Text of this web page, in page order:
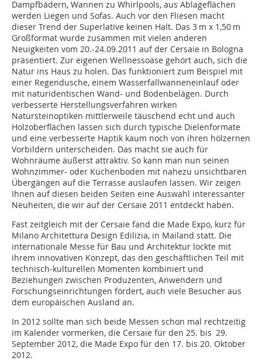
Dampfbädern, Wannen zu Whirlpools, aus Ablageflächen
werden Liegen und Sofas. Auch vor den Fliesen macht
dieser Trend der Superlative keinen Halt. Das 3 m x 1,50 m
Großformat wurde zusammen mit vielen anderen
Neuigkeiten vom 20.-24.09.2011 auf der Cersaie in Bologna
präsentiert. Zur eigenen Wellnessoase gehört auch, sich die
Natur ins Haus zu holen. Das funktioniert zum Beispiel mit
einer Regendusche, einem Wasserfallwanneneinlauf oder
mit naturidentischen Wand- und Bodenbelägen. Durch
verbesserte Herstellungsverfahren wirken
Natursteinoptiken mittlerweile täuschend echt und auch
Holzoberflächen lassen sich durch typische Dielenformate
und eine verbesserte Haptik kaum noch von ihren hölzernen
Vorbildern unterscheiden. Das macht sie auch für
Wohnräume äußerst attraktiv. So kann man nun seinen
Wohnzimmer- oder Küchenboden mit nahezu unsichtbaren
Übergängen auf die Terrasse auslaufen lassen. Wir zeigen
Ihnen auf diesen beiden Seiten eine Auswahl interessanter
Neuheiten, die wir auf der Cersaie 2011 entdeckt haben.
Fast zeitgleich mit der Cersaie fand die Made Expo, kurz für
Milano Architettura Design Edilizia, in Mailand statt. Die
internationale Messe für Bau und Architektur lockte mit
ihrem innovativen Konzept, das den geschäftlichen Teil mit
technisch-kulturellen Momenten kombiniert und
Beziehungen zwischen Produzenten, Anwendern und
Forschungs­einrichtungen fördert, auch viele Besucher aus
dem europäischen Ausland an.
In 2012 sollte man sich beide Messen schon mal rechtzeitig
im Kalender vormerken, die Cersaie für den 25. bis 29.
September 2012, die Made Expo für den 17. bis 20. Oktober
2012.